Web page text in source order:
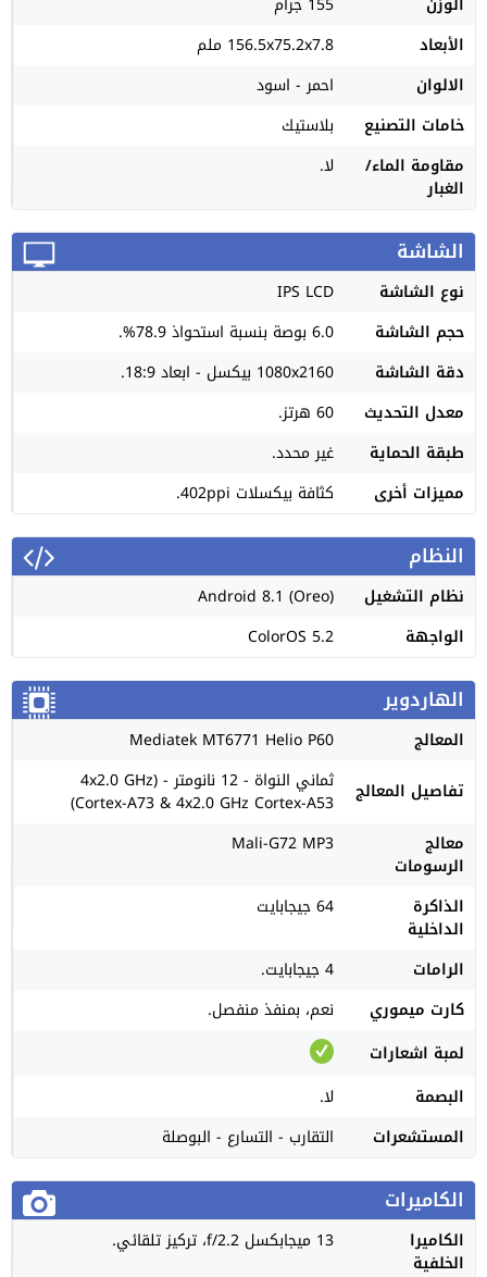
الأبعاد
156.5x75.2x7.8 ملم
الالوان
احمر - اسود
خامات التصنيع
بلاستيك
مقاومة الماء/
الغبار
لا.
الشاشة
نوع الشاشة
IPS LCD
حجم الشاشة
6.0 بوصة بنسبة استحواذ 78.9%.
دقة الشاشة
1080x2160 بيكسل - ابعاد 18:9.
معدل التحديث
60 هرتز.
طبقة الحماية
غير محدد.
مميزات أخرى
كثافة بيكسلات 402ppi.
النظام
نظام التشغيل
Android 8.1 (Oreo)
الواجهة
ColorOS 5.2
الهاردوير
المعالج
Mediatek MT6771 Helio P60
تفاصيل المعالج
ثماني النواة - 12 نانومتر - (4x2.0 GHz
Cortex-A73 & 4x2.0 GHz Cortex-A53)
معالج
الرسومات
Mali-G72 MP3
الذاكرة
الداخلية
64 جيجابايت
الرامات
4 جيجابايت.
كارت ميموري
نعم، بمنفذ منفصل.
لمبة اشعارات
البصمة
لا.
المستشعرات
التقارب - التسارع - البوصلة
الكاميرات
الكاميرا
الخلفية
13 ميجابكسل f/2.2، تركيز تلقائي.